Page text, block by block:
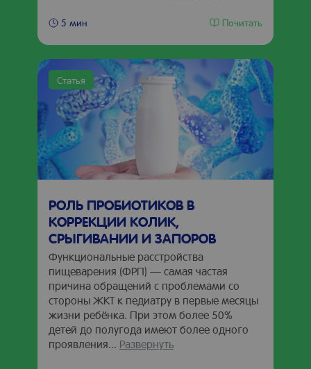
5 мин Почитать
Статья
РОЛЬ ПРОБИОТИКОВ В
КОРРЕКЦИИ КОЛИК,
СРЫГИВАНИИ И ЗАПОРОВ
Функциональные расстройства
пищеварения (ФРП) — самая частая
причина обращений с проблемами со
стороны ЖКТ к педиатру в первые месяцы
жизни ребёнка. При этом более 50%
детей до полугода имеют более одного
проявления... Развернуть